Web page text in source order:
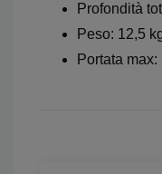
Profondità
Peso: 12,5
Portata max: